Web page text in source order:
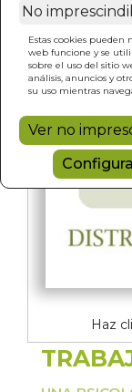
No
Estas cookies
web funcione y se
sobre el uso del sitio
análisis, anuncios y
su uso mientras
Ver no
Haz